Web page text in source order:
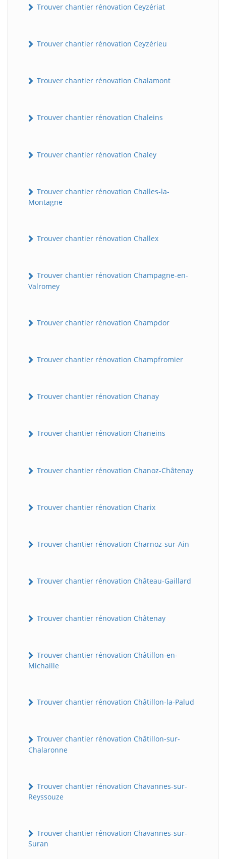
Trouver chantier rénovation Ceyzériat
Trouver chantier rénovation Ceyzérieu
Trouver chantier rénovation Chalamont
Trouver chantier rénovation Chaleins
Trouver chantier rénovation Chaley
Trouver chantier rénovation Challes-la-
Montagne
Trouver chantier rénovation Challex
Trouver chantier rénovation Champagne-en-
Valromey
Trouver chantier rénovation Champdor
Trouver chantier rénovation Champfromier
Trouver chantier rénovation Chanay
Trouver chantier rénovation Chaneins
Trouver chantier rénovation Chanoz-Châtenay
Trouver chantier rénovation Charix
Trouver chantier rénovation Charnoz-sur-Ain
Trouver chantier rénovation Château-Gaillard
Trouver chantier rénovation Châtenay
Trouver chantier rénovation Châtillon-en-
Michaille
Trouver chantier rénovation Châtillon-la-Palud
Trouver chantier rénovation Châtillon-sur-
Chalaronne
Trouver chantier rénovation Chavannes-sur-
Reyssouze
Trouver chantier rénovation Chavannes-sur-
Suran